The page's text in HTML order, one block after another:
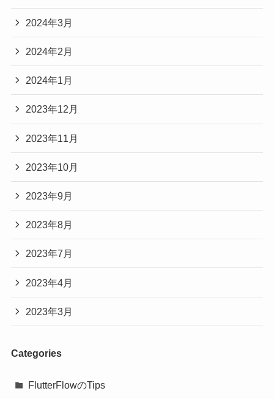
2024年3月
2024年2月
2024年1月
2023年12月
2023年11月
2023年10月
2023年9月
2023年8月
2023年7月
2023年4月
2023年3月
Categories
FlutterFlowのTips